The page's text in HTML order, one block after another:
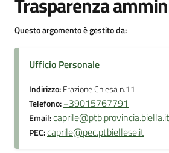
Questo argomento è gestito da:
Ufficio Personale
Indirizzo:Frazione Chiesa n.11
Telefono:+39015767791
Email:caprile@ptb.provincia.biella.it
PEC:caprile@pec.ptbiellese.it